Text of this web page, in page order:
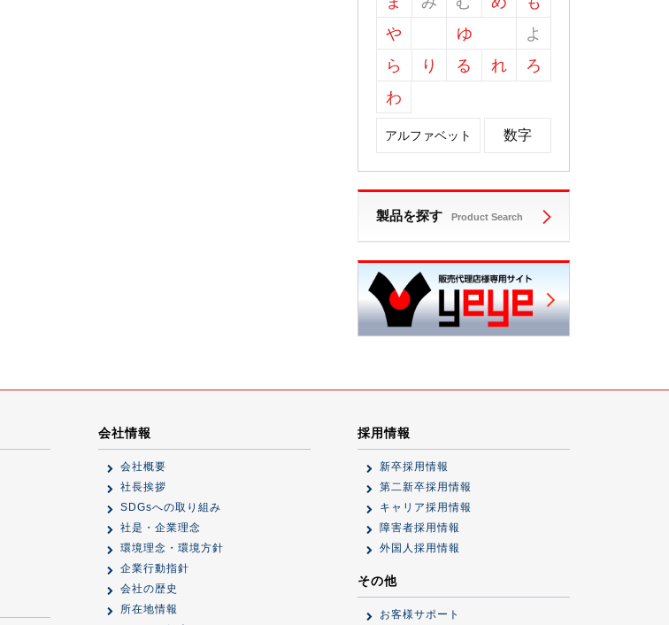
や
ゆ
よ
ら
り る れ
ろ
わ
アルファベット 数字
製品を探す Product Search
会社情報
会社概要
社長挨拶
SDGsへの取り組み
社是・企業理念
環境理念・環境方針
企業行動指針
会社の歴史
所在地情報
採用情報
新卒採用情報
第二新卒採用情報
キャリア採用情報
障害者採用情報
外国人採用情報
その他
お客様サポート